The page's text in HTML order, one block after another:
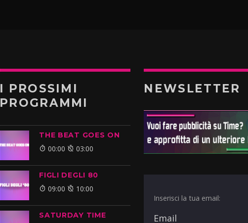
I PROSSIMI
PROGRAMMI
THE BEAT GOES ON
00:00 03:00
FIGLI DEGLI 80
09:00 10:00
SATURDAY TIME
NEWSLETTER
Inserisci la tua email: